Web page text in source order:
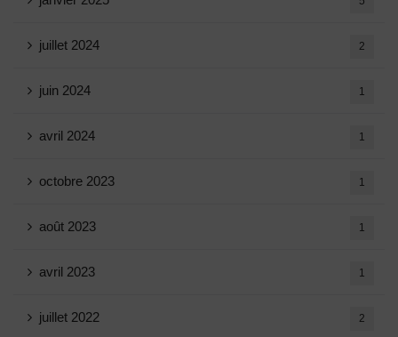
juillet 2024 2
juin 2024 1
avril 2024 1
octobre 2023 1
août 2023 1
avril 2023 1
juillet 2022 2